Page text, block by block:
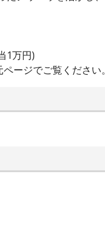
1万円)
ージでご覧ください。